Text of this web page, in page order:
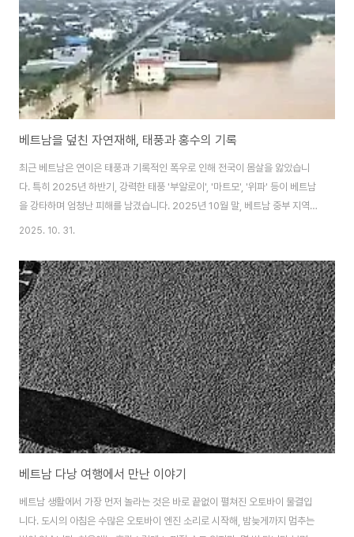
물에 잠겨..
베트남을 덮친 자연재해, 태풍과 홍수의 기록
최근 베트남은 연이은 태풍과 기록적인 폭우로 인해 전국이 몸살을 앓았습니
다. 특히 2025년 하반기, 강력한 태풍 '부알로이', '마트모', '위파' 등이 베트남
을 강타하며 엄청난 피해를 남겼습니다. 2025년 10월 말, 베트남 중부 지역은
역사상 가장 강력한 폭우와 홍수를 경험했습니다. 아름다운 관광지로 유명한
전해졌습니다. 연이은 태풍과 기록적인 폭우로 인해 전국이 몸살을 앓은 현장
을 소개합니다. 2025년 가을, 중부와 북부 지역을 중심으로 인명 및 재산 피해
가 컸습니다. 주요 하천인 투본강의 수위가 1964년 이후 최고치를 기록하면
서, 다낭과 후에 등 도시의 상당 부분이 침수되었습니다. 독립된 주택이 물에..
2025. 10. 31.
베트남 다낭 여행에서 만난 이야기
베트남 생활에서 가장 먼저 놀라는 것은 바로 끝없이 펼쳐진 오토바이 물결입
니다. 도시의 아침은 수많은 오토바이 엔진 소리로 시작해, 밤늦게까지 멈추는